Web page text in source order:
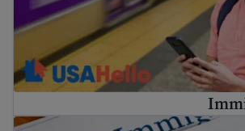
د پناه غوښتنه وکړئ؟